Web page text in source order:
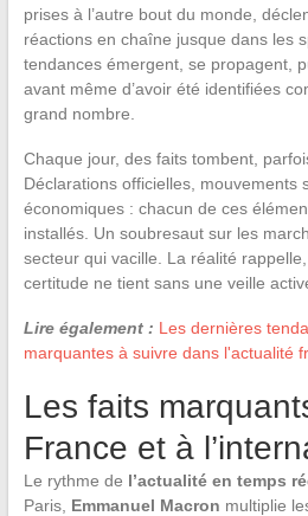
prises à l’autre bout du monde,
réactions en chaîne jusque dans les
tendances émergent, se propagent,
avant même d’avoir été identifiées
grand nombre.
Chaque jour, des faits tombent,
Déclarations officielles, mouvements
économiques : chacun de ces
installés. Un soubresaut sur les
secteur qui vacille. La réalité
certitude ne tient sans une veille
Lire également : Les dernières
marquantes à suivre dans l'actualité
Les faits
France et à
Le rythme de l’actualité en temps
Paris, Emmanuel Macron multiplie